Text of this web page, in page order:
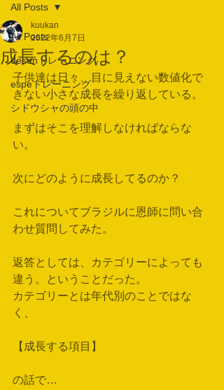
All Posts
desenトレーニング
espeトレーニング
シドウシャの頭の中
All Posts
成長するのは？
kuukan
2022年6月7日
子供達は日々、目に見えない数値化で
きない小さな成長を繰り返している。
まずはそこを理解しなければならな
い。
次にどのように成長してるのか？
これについてブラジルに恩師に問い合
わせ質問してみた。
返答としては、カテゴリーによっても
違う。ということだった。
カテゴリーとは年代別のことではな
く、
【成長する項目】
の話で…